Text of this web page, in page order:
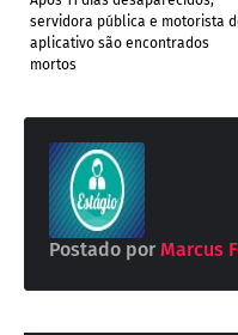
servidora pública e motorista
aplicativo são encontrados
mortos
Postado por Marcus